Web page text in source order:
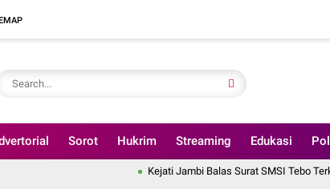
Sorot Hukrim Streaming Edukasi
Kejati Jambi Balas Surat SMSI Tebo Terkait SP3